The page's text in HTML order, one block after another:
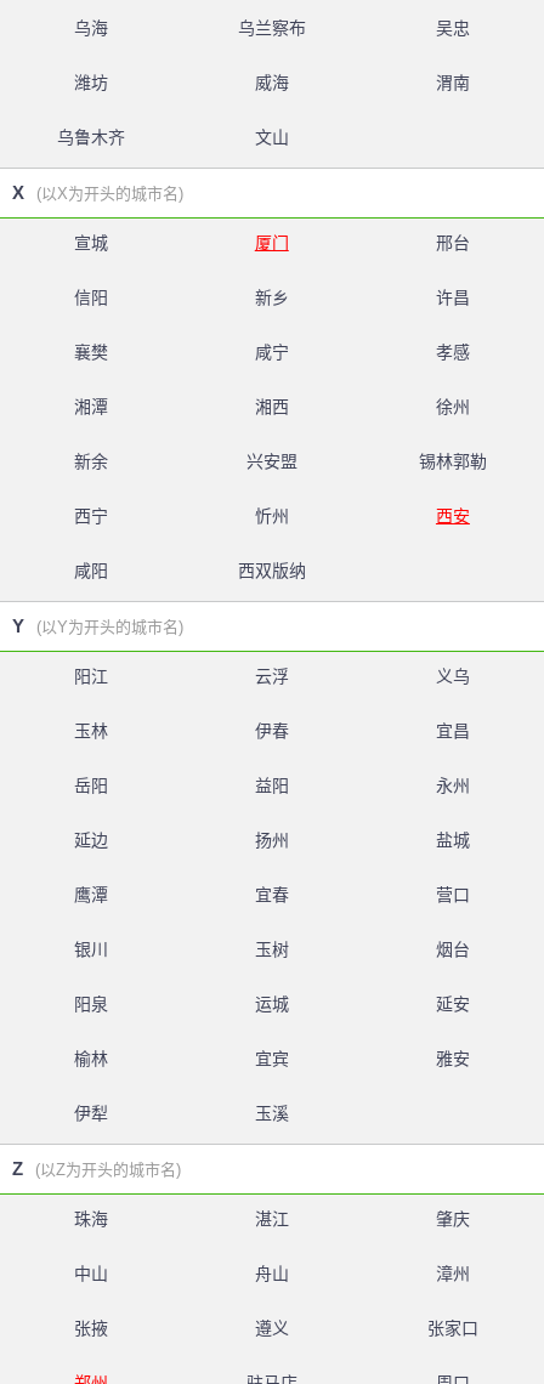
乌海 乌兰察布 吴忠
潍坊 威海 渭南
乌鲁木齐 文山
X (以X为开头的城市名)
宣城 厦门 邢台
信阳 新乡 许昌
襄樊 咸宁 孝感
湘潭 湘西 徐州
新余 兴安盟 锡林郭勒
西宁 忻州 西安
咸阳 西双版纳
Y (以Y为开头的城市名)
阳江 云浮 义乌
玉林 伊春 宜昌
岳阳 益阳 永州
延边 扬州 盐城
鹰潭 宜春 营口
银川 玉树 烟台
阳泉 运城 延安
榆林 宜宾 雅安
伊犁 玉溪
Z (以Z为开头的城市名)
珠海 湛江 肇庆
中山 舟山 漳州
张掖 遵义 张家口